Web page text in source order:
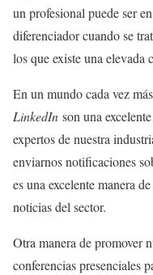
un profesional puede ser
diferenciador cuando se
los que existe una elevada
En un mundo cada vez
LinkedIn son una
expertos de nuestra
enviarnos notificaciones
es una excelente manera
noticias del sector.
Otra manera de promover
conferencias presenciales